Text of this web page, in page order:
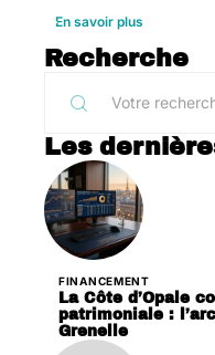
En savoir plus
Recherche
Les
FINANCEMENT
La Côte d’Opale
patrimoniale :
Grenelle